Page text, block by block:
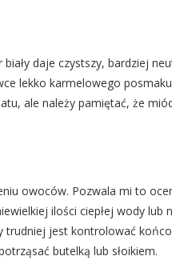
daje czystszy, bardziej
lekko karmelowego
ale należy pamiętać, że
owoców. Pozwala mi to
ilości ciepłej wody lub
jest kontrolować
butelką lub słoikiem.